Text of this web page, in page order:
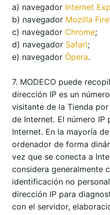
a) navegador Internet
b) navegador Mozilla
c) navegador Chrome;
d) navegador Safari;
e) navegador Ópera.
7. MODECO puede
dirección IP es un
visitante de la Tienda
de Internet. El número IP
Internet. En la mayoría
ordenador de forma
vez que se conecta a
considera generalmente
identificación no
dirección IP para
con el servidor,